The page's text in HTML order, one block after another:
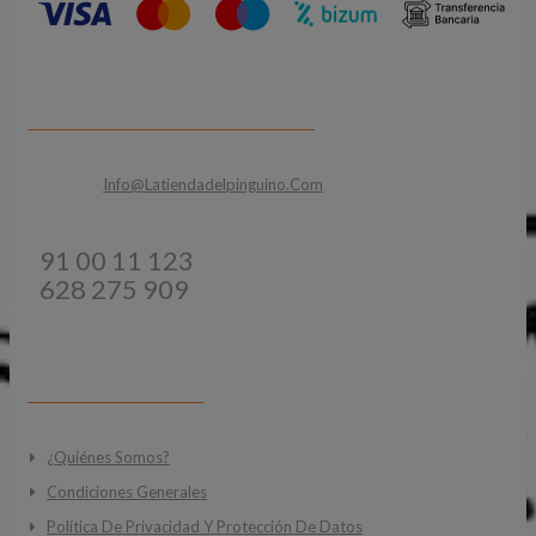
Info@latiendadelpinguino.com
91 00 11 123
628 275 909
¿Quiénes Somos?
Condiciones Generales
Política De Privacidad Y Protección De Datos